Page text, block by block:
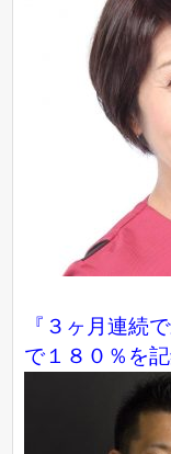
『３ヶ月連続
で１８０％を